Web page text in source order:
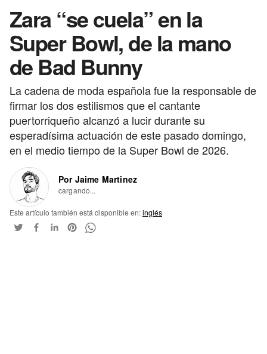
Zara “se cuela” en la
Super Bowl, de la mano
de Bad Bunny
La cadena de moda española fue la responsable de
firmar los dos estilismos que el cantante
puertorriqueño alcanzó a lucir durante su
esperadísima actuación de este pasado domingo,
en el medio tiempo de la Super Bowl de 2026.
Por Jaime Martinez
cargando...
Este artículo también está disponible en:inglés